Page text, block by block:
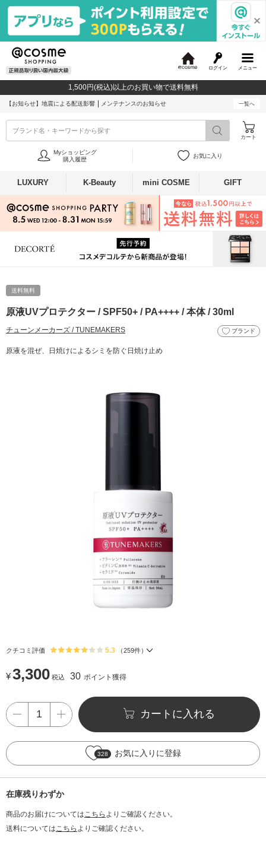
メニュー
ログイン
c
o
1,500円(税込)以上のお買い物で送料無料
【お知らせ】 地震による配送影響 メンテナンスのお知らせ 一覧へ
ブランド名・キーワードから探す
カート
Myショッピング
購入履歴
お気に入り
LUXURY K-Beauty mini COSME GIFT
送料無料
原液UVプロテクター / SPF50+ / PA++++ / 本体 / 30ml
チューンメーカーズ / TUNEMAKERS ブランド
原液を混ぜ、日焼けによるシミを防ぐ日焼け止め
クチコミ評価 5.3 （259件）
¥3,300 税込 30 ポイント獲得
カートに入れる
328 お気に入りに登録
在庫残りわずか
商品のお届けについては こちら よりご確認ください。
送料については こちら よりご確認ください。